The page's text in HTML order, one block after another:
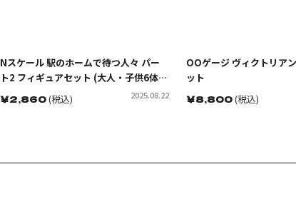
Nスケール 駅のホームで待つ人々 パー
ト2 フィギュアセット (大人・子供6体入
￥2,860(税込) 2025.08.22
OOゲージ ヴィクトリア
ット
￥8,800(税込)